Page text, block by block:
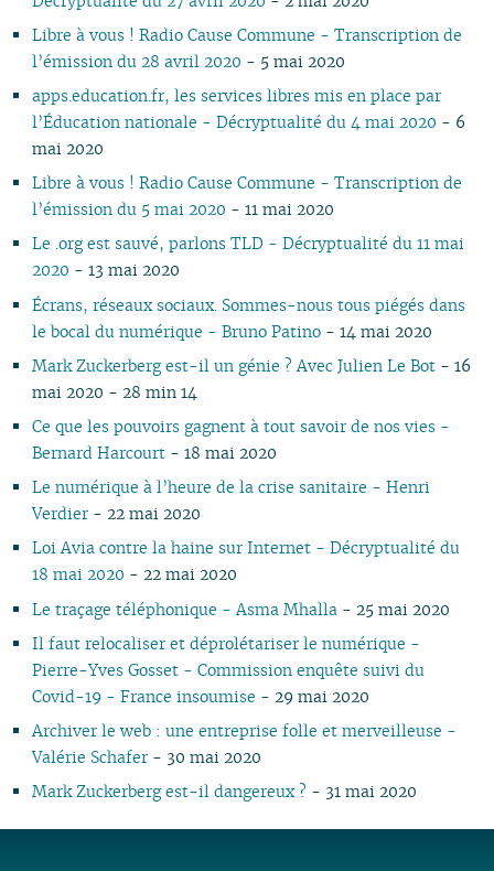
01 01 01 01 01 02
01
01
01
03
02
02 03
03
02
01
Libre à vous ! Radio Cause Commune - Transcription de
l’émission du 28 avril 2020 - 5 mai 2020
apps.education.fr, les services libres mis en place par
l’Éducation nationale - Décryptualité du 4 mai 2020 - 6
mai 2020
Libre à vous ! Radio Cause Commune - Transcription de
l’émission du 5 mai 2020 - 11 mai 2020
Le .org est sauvé, parlons TLD - Décryptualité du 11 mai
2020 - 13 mai 2020
Écrans, réseaux sociaux. Sommes-nous tous piégés dans
le bocal du numérique - Bruno Patino- 14 mai 2020
Mark Zuckerberg est-il un génie ? Avec Julien Le Bot- 16
mai 2020 - 28 min 14
Ce que les pouvoirs gagnent à tout savoir de nos vies -
Bernard Harcourt- 18 mai 2020
Le numérique à l’heure de la crise sanitaire - Henri
Verdier- 22 mai 2020
Loi Avia contre la haine sur Internet - Décryptualité du
18 mai 2020 - 22 mai 2020
Le traçage téléphonique - Asma Mhalla - 25 mai 2020
Il faut relocaliser et déprolétariser le numérique -
Pierre-Yves Gosset - Commission enquête suivi du
Covid-19 - France insoumise - 29 mai 2020
Archiver le web : une entreprise folle et merveilleuse -
Valérie Schafer- 30 mai 2020
Mark Zuckerberg est-il dangereux ? - 31 mai 2020